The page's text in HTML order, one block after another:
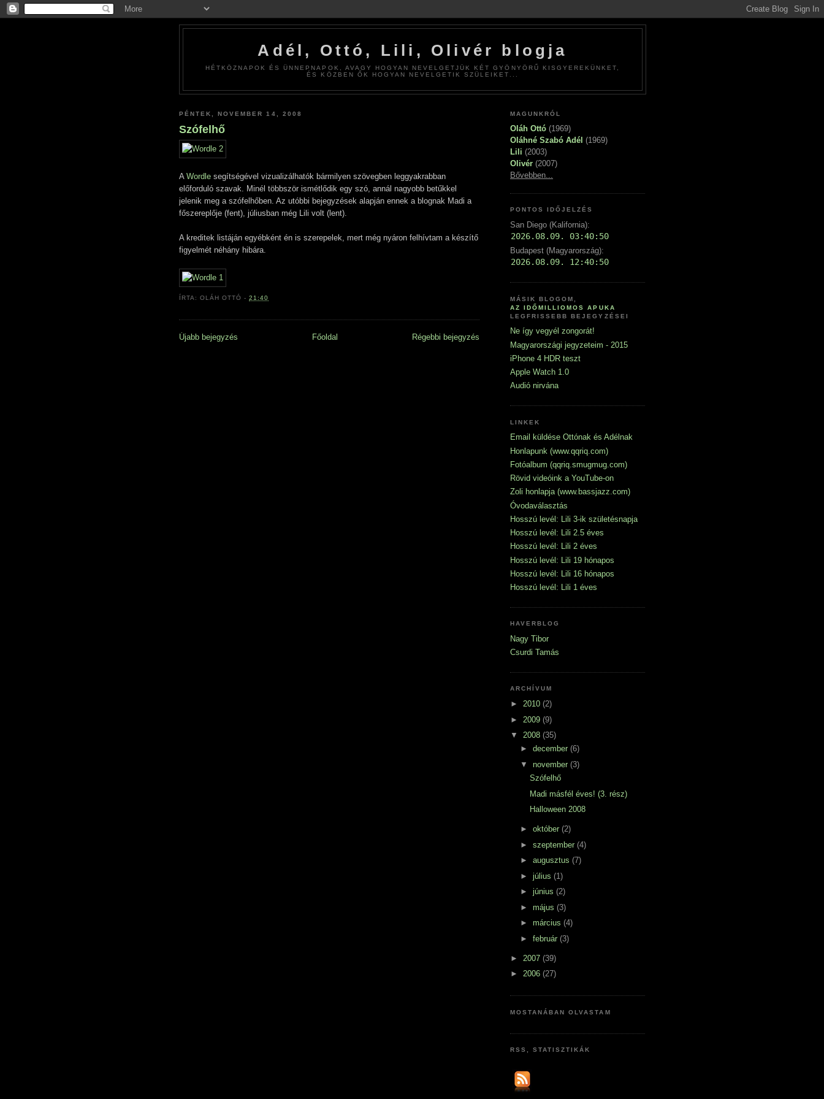
Adél, Ottó, Lili, Olivér blogja
HÉTKÖZNAPOK ÉS ÜNNEPNAPOK, AVAGY HOGYAN NEVELGETJÜK KÉT GYÖNYÖRŰ KISGYEREKÜNKET,
ÉS KÖZBEN ŐK HOGYAN NEVELGETIK SZÜLEIKET...
PÉNTEK, NOVEMBER 14, 2008
Szófelhő
A Wordle segítségével vizualizálhatók bármilyen szövegben leggyakrabban
előforduló szavak. Minél többször ismétlődik egy szó, annál nagyobb betűkkel
jelenik meg a szófelhőben. Az utóbbi bejegyzések alapján ennek a blognak Madi a
főszereplője (fent), júliusban még Lili volt (lent).
A kreditek listáján egyébként én is szerepelek, mert még nyáron felhívtam a készítő
figyelmét néhány hibára.
ÍRTA:OLÁH OTTÓ -21:40
Újabb bejegyzés Régebbi bejegyzés
Főoldal
MAGUNKRÓL
Oláh Ottó (1969)
Oláhné Szabó Adél (1969)
Lili (2003)
Olivér (2007)
Bővebben...
PONTOS IDŐJELZÉS
San Diego (Kalifornia):
Budapest (Magyarország):
MÁSIK BLOGOM,
AZ IDŐMILLIOMOS APUKA
LEGFRISSEBB BEJEGYZÉSEI
Ne így vegyél zongorát!
Magyarországi jegyzeteim - 2015
iPhone 4 HDR teszt
Apple Watch 1.0
Audió nirvána
LINKEK
Email küldése Ottónak és Adélnak
Honlapunk (www.qqriq.com)
Fotóalbum (qqriq.smugmug.com)
Rövid videóink a YouTube-on
Zoli honlapja (www.bassjazz.com)
Óvodaválasztás
Hosszú levél: Lili 3-ik születésnapja
Hosszú levél: Lili 2.5 éves
Hosszú levél: Lili 2 éves
Hosszú levél: Lili 19 hónapos
Hosszú levél: Lili 16 hónapos
Hosszú levél: Lili 1 éves
HAVERBLOG
Nagy Tibor
Csurdi Tamás
ARCHÍVUM
► 2010 (2)
► 2009 (9)
▼ 2008 (35)
► december (6)
▼ november (3)
Szófelhő
Madi másfél éves! (3. rész)
Halloween 2008
► október (2)
► szeptember (4)
► augusztus (7)
► július (1)
► június (2)
► május (3)
► március (4)
► február (3)
► 2007 (39)
► 2006 (27)
MOSTANÁBAN OLVASTAM
RSS, STATISZTIKÁK